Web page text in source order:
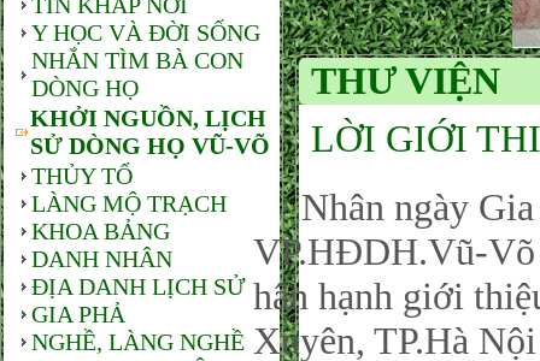
Y HỌC VÀ ĐỜI SỐNG
NHẮN TÌM BÀ CON
DÒNG HỌ
KHỞI NGUỒN, LỊCH
SỬ DÒNG HỌ VŨ-VÕ
THỦY TỔ
LÀNG MỘ TRẠCH
KHOA BẢNG
DANH NHÂN
ĐỊA DANH LỊCH SỬ
GIA PHẢ
NGHỀ, LÀNG NGHỀ
THƯ VIỆN
LỜI GIỚI
Nhân ngày Gia
VP.HĐDH.Vũ-Võ
hân hạnh giới
Xuyên, TP.Hà